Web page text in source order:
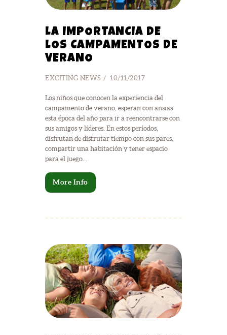
LA IMPORTANCIA DE
LOS CAMPAMENTOS DE
VERANO
EXCITING NEWS 10/11/2017
Los niños que conocen la experiencia del
campamento de verano, esperan con ansias
esta época del año para ir a reencontrarse con
sus amigos y líderes. En estos períodos,
disfrutan de disfrutar tiempo con sus pares,
compartir una habitación y tener espacio
para el juego…
More Info